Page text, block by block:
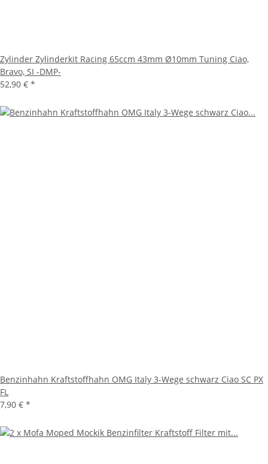
Zylinder Zylinderkit Racing 65ccm 43mm Ø10mm Tuning Ciao,
Bravo, SI -DMP-
52,90 € *
Benzinhahn Kraftstoffhahn OMG Italy 3-Wege schwarz Ciao SC PX
FL
7,90 € *